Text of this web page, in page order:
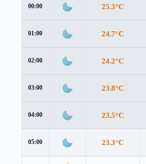
00:00 25.3°C
01:00 24.7°C
02:00 24.2°C
03:00 23.8°C
04:00 23.5°C
05:00 23.3°C